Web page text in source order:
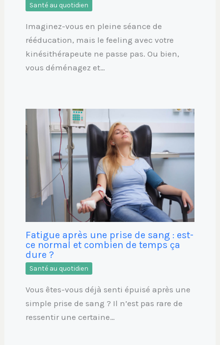
Santé au quotidien
Imaginez-vous en pleine séance de
rééducation, mais le feeling avec votre
kinésithérapeute ne passe pas. Ou bien,
vous déménagez et…
Fatigue après une prise de sang : est-
ce normal et combien de temps ça
dure ?
Santé au quotidien
Vous êtes-vous déjà senti épuisé après une
simple prise de sang ? Il n’est pas rare de
ressentir une certaine…